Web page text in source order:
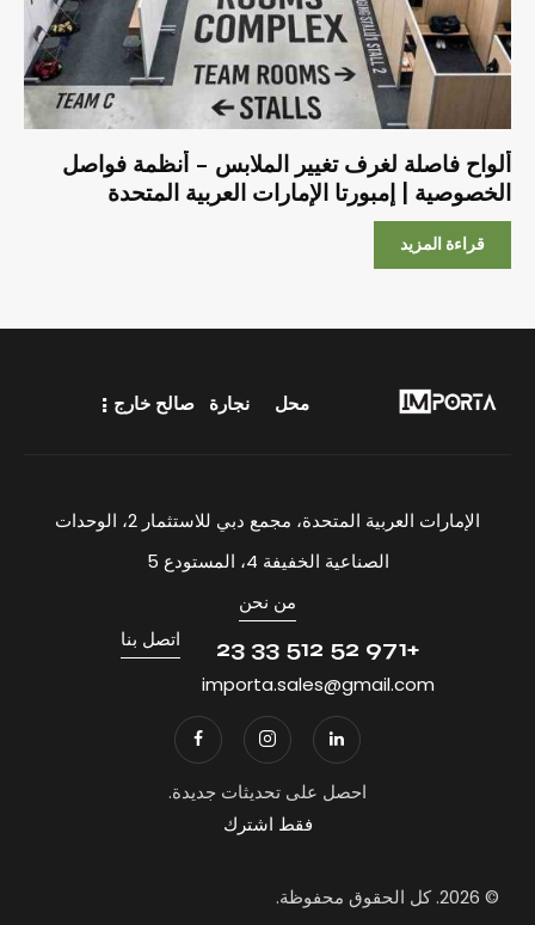
ألواح فاصلة لغرف تغيير الملابس – أنظمة فواصل
الخصوصية | إمبورتا الإمارات العربية المتحدة
قراءة المزيد
محل نجارة صالح خارج
الإمارات العربية المتحدة، مجمع دبي للاستثمار 2، الوحدات
الصناعية الخفيفة 4، المستودع 5
من نحن
+971 52 512 33 23
importa.sales@gmail.com
اتصل بنا
احصل على تحديثات جديدة.
فقط اشترك
© 2026. كل الحقوق محفوظة.